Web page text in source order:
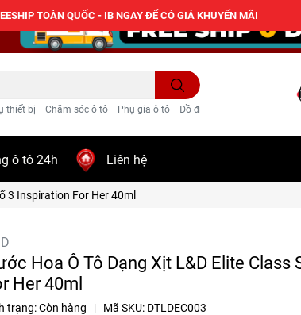
thiết bị Chăm sóc ô tô Phụ gia ô tô Đồ điện ô tô
ô tô 24h Liên hệ
3 Inspiration For Her 40ml
Hoa Ô Tô Dạng Xịt L&D Elite Class
Her 40ml
trạng:Còn hàng | Mã SKU: DTLDEC003
TOÀN QUỐC - IB NGAY ĐỂ CÓ GIÁ KHUYẾN MÃI